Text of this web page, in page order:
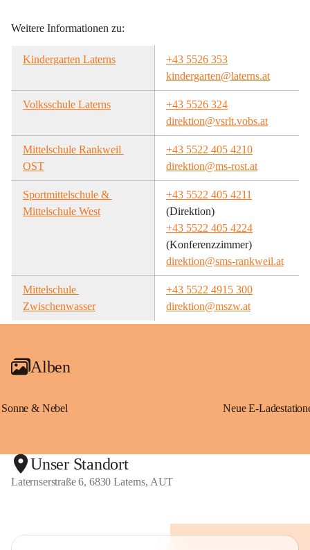
Weitere Informationen zu:
Kindergarten Laterns
+43 5526 353
kindergarten@laterns.at
Volksschule Laterns
+43 5526 324
direktion@vsrlt.vobs.at
Mittelschule Rankweil
OST
+43 5522 405 4210
direktion@ms-rost.at
Sportmittelschule &
Mittelschule West
+43 5522 405 4211
(Direktion)
+43 5522 405 4224
(Konferenzzimmer)
direktion@sms-rankweil.at
Mittelschule
Zwischenwasser
+43 5522 4915 300
direktion@mszw.at
Alben
Sonne & Nebel
Unser Standort
Laternserstraße 6, 6830 Laterns, AUT